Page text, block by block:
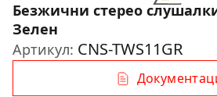
Безжични стерео
Зелен
Артикул: CNS-TWS11GR